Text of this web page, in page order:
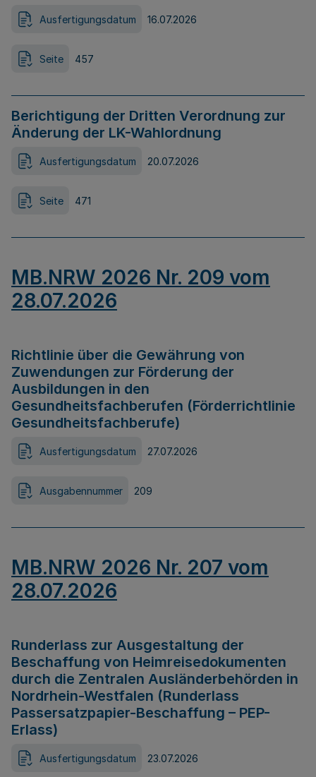
Ausfertigungsdatum 16.07.2026
Seite 457
Berichtigung der Dritten Verordnung zur
Änderung der LK-Wahlordnung
Ausfertigungsdatum 20.07.2026
Seite 471
MB.NRW 2026 Nr. 209 vom
28.07.2026
Richtlinie über die Gewährung von
Zuwendungen zur Förderung der
Ausbildungen in den
Gesundheitsfachberufen (Förderrichtlinie
Gesundheitsfachberufe)
Ausfertigungsdatum 27.07.2026
Ausgabennummer 209
MB.NRW 2026 Nr. 207 vom
28.07.2026
Runderlass zur Ausgestaltung der
Beschaffung von Heimreisedokumenten
durch die Zentralen Ausländerbehörden in
Nordrhein-Westfalen (Runderlass
Passersatzpapier-Beschaffung – PEP-
Erlass)
Ausfertigungsdatum 23.07.2026